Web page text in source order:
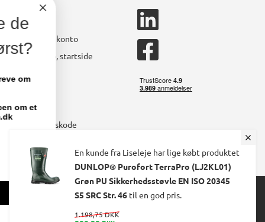
Konto
Opret kundekonto
Brugerkonto, startside
Fakturaer
Skift adgangskode
square
square
© 2024 Ølholm A/S. All Rights Reserved.
En kunde fra Liseleje har lige købt produktet
DUNLOP® Purofort TerraPro (LJ2KL01)
Grøn PU Sikkerhedsstøvle EN ISO 20345
S5 SRC Str. 46 til en god pris.
1.198,75 DKK
Vil du modtage de
bedste tilbud først?
Vi sender dig 1-2 nyhedsbreve om
Deltag samtidig i konkurrencen om et
TILMELD MIG